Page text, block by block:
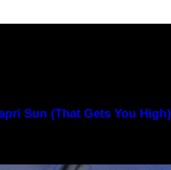
Sun (That Gets You High)